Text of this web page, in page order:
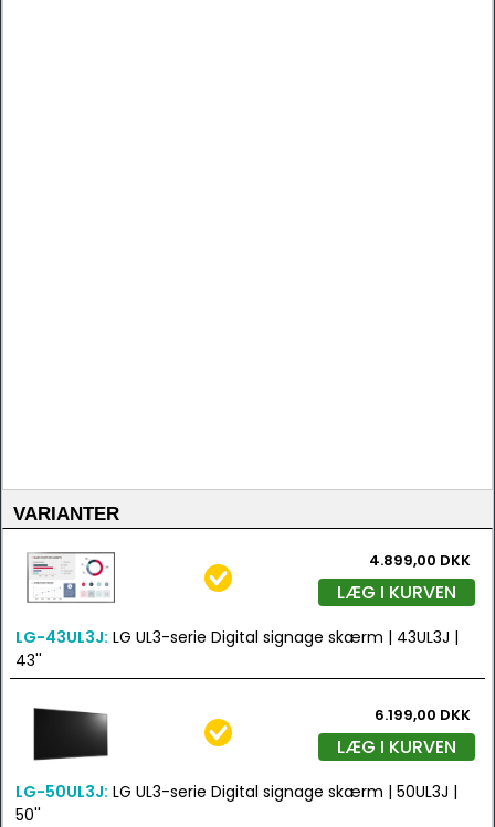
VARIANTER
4.899,00 DKK
LÆG I KURVEN
LG-43UL3J: LG UL3-serie Digital signage skærm | 43UL3J |
43''
6.199,00 DKK
LÆG I KURVEN
LG-50UL3J: LG UL3-serie Digital signage skærm | 50UL3J |
50''